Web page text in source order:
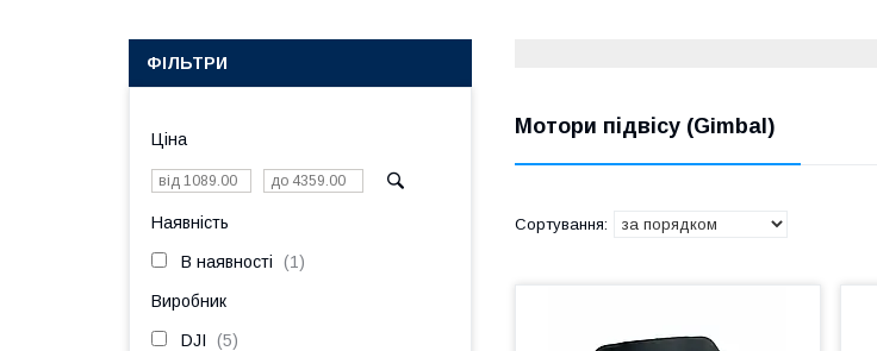
Мотори підвісу (Gimbal)
ФІЛЬТРИ
Ціна
Наявність
В наявності 1
Виробник
DJI 5